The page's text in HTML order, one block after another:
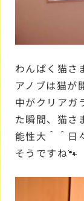
わんぱく猫さ
アノブは猫が
中がクリアガ
た瞬間、猫さ
能性大＾＾日
そうですね🐾